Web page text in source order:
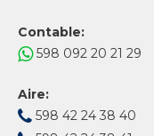
Contable:
598 092 20 21 29
Aire:
598 42 24 38 40